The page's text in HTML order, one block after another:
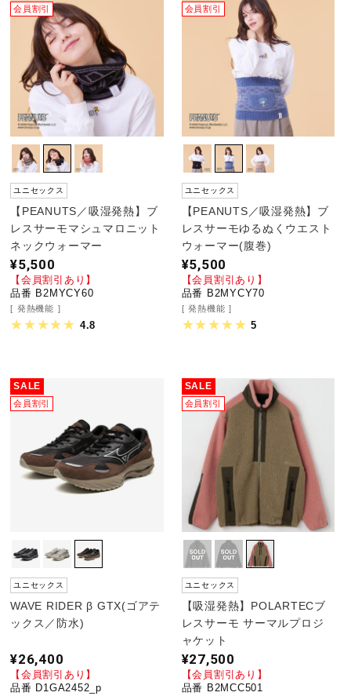
会員割引
ユニセックス
【PEANUTS／吸湿発熱】ブ
レスサーモマシュマロニット
ネックウォーマー
¥5,500
【会員割引あり】
品番 B2MYCY60
発熱機能
4.8
会員割引
ユニセックス
【PEANUTS／吸湿発熱】ブ
レスサーモゆるぬくウエスト
ウォーマー(腹巻)
¥5,500
【会員割引あり】
品番 B2MYCY70
発熱機能
5
SALE
会員割引
ユニセックス
WAVE RIDER β GTX(ゴアテ
ックス／防水)
¥26,400
【会員割引あり】
品番 D1GA2452_p
SALE
会員割引
ユニセックス
【吸湿発熱】POLARTECブ
レスサーモ サーマルプロジ
ャケット
¥27,500
【会員割引あり】
品番 B2MCC501